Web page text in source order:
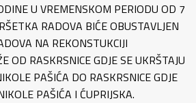
U VREMENSKOM PERIODU OD 7
RADOVA BIĆE OBUSTAVLJEN
NA REKONSTUKCIJI
OD RASKRSNICE GDJE SE UKRŠTAJU
PAŠIĆA DO RASKRSNICE GDJE
PAŠIĆA I ĆUPRIJSKA.